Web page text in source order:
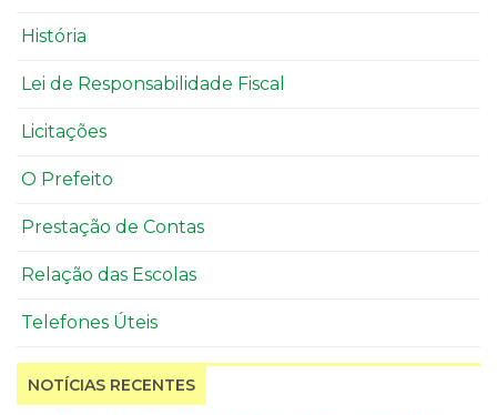
História
Lei de Responsabilidade Fiscal
Licitações
O Prefeito
Prestação de Contas
Relação das Escolas
Telefones Úteis
NOTÍCIAS RECENTES